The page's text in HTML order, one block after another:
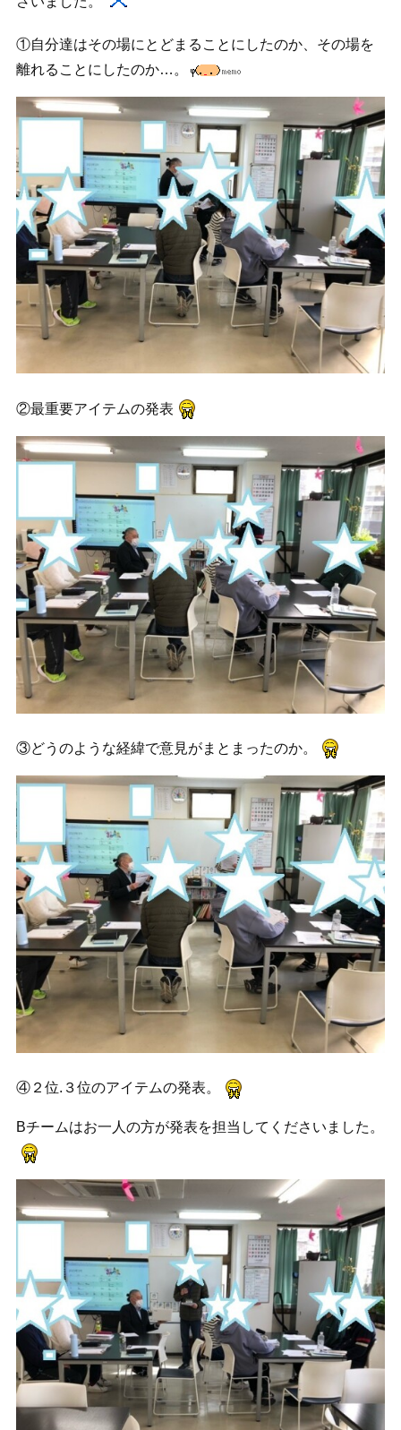
①自分達はその場にとどまることにしたのか、その場を
離れることにしたのか…。
②最重要アイテムの発表
③どうのような経緯で意見がまとまったのか。
④２位.３位のアイテムの発表。
Bチームはお一人の方が発表を担当してくださいました。